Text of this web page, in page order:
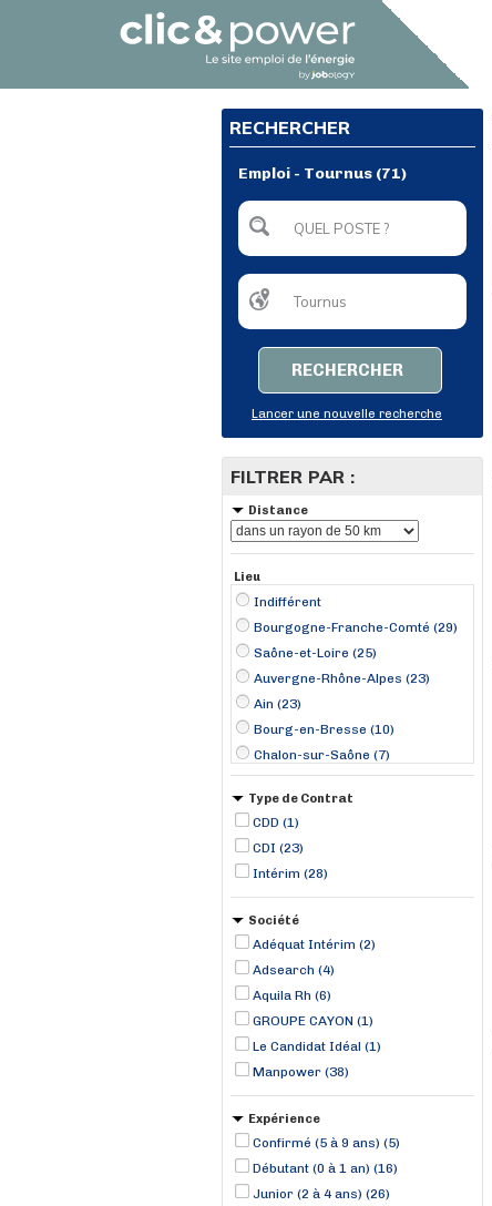
RECHERCHER
Emploi - Tournus (71)
RECHERCHER
Lancer une nouvelle recherche
FILTRER PAR :
Distance
Lieu
Indifférent
Bourgogne-Franche-Comté (29)
Saône-et-Loire (25)
Auvergne-Rhône-Alpes (23)
Ain (23)
Bourg-en-Bresse (10)
Chalon-sur-Saône (7)
Mâcon (5)
Le Creusot (4)
Saint-Amour (4)
Treffort-Cuisiat (4)
Montceau-les-Mines (3)
Type de Contrat
CDD (1)
CDI (23)
Intérim (28)
Société
Adéquat Intérim (2)
Adsearch (4)
Aquila Rh (6)
GROUPE CAYON (1)
Le Candidat Idéal (1)
Manpower (38)
Expérience
Confirmé (5 à 9 ans) (5)
Débutant (0 à 1 an) (16)
Junior (2 à 4 ans) (26)